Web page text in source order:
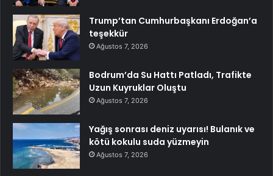
Trump’tan Cumhurbaşkanı Erdoğan’a
teşekkür
Ağustos 7, 2026
Bodrum’da Su Hattı Patladı, Trafikte
Uzun Kuyruklar Oluştu
Ağustos 7, 2026
Yağış sonrası deniz uyarısı! Bulanık ve
kötü kokulu suda yüzmeyin
Ağustos 7, 2026